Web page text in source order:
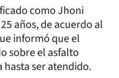
como Jhoni
años, de acuerdo al
informó que el
sobre el asfalto
hasta ser atendido.